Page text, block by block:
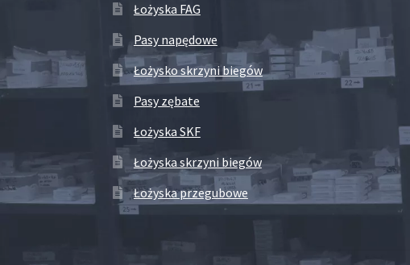
Łożyska FAG
Pasy napędowe
Łożysko skrzyni biegów
Pasy zębate
Łożyska SKF
Łożyska skrzyni biegów
Łożyska przegubowe